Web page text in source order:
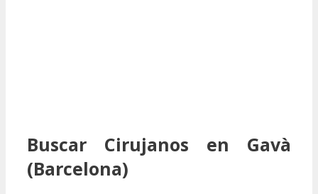
Buscar Cirujanos en Gavà
(Barcelona)